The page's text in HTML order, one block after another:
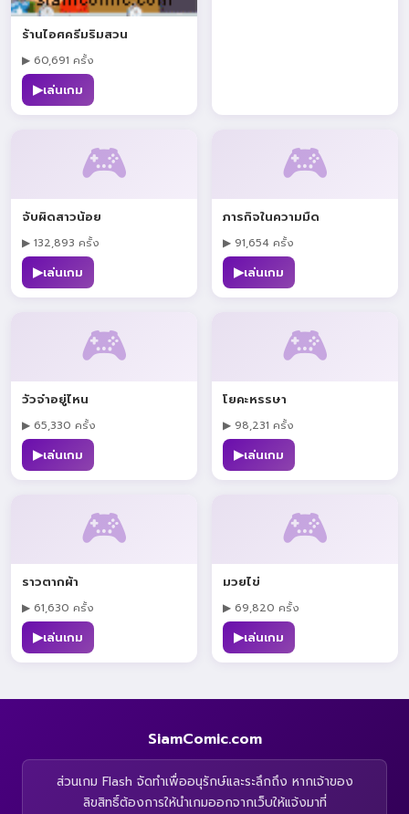
ร้านไอศครีมริมสวน
▶ 60,691 ครั้ง
▶เล่นเกม
🎮
จับผิดสาวน้อย
▶ 132,893 ครั้ง
▶เล่นเกม
🎮
ภารกิจในความมืด
▶ 91,654 ครั้ง
▶เล่นเกม
🎮
วัวจ๋าอยู่ไหน
▶ 65,330 ครั้ง
▶เล่นเกม
🎮
โยคะหรรษา
▶ 98,231 ครั้ง
▶เล่นเกม
🎮
ราวตากผ้า
▶ 61,630 ครั้ง
▶เล่นเกม
🎮
มวยไข่
▶ 69,820 ครั้ง
▶เล่นเกม
SiamComic.com
ส่วนเกม Flash จัดทำเพื่ออนุรักษ์และระลึกถึง หากเจ้าของ
ลิขสิทธิ์ต้องการให้นำเกมออกจากเว็บให้แจ้งมาที่